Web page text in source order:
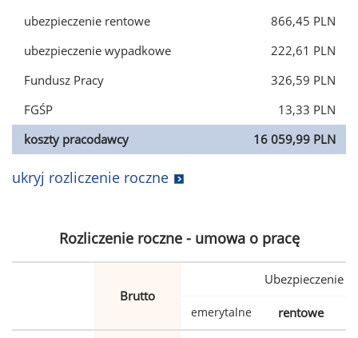
ubezpieczenie rentowe
866,45 PLN
ubezpieczenie wypadkowe
222,61 PLN
Fundusz Pracy
326,59 PLN
FGŚP
13,33 PLN
koszty pracodawcy
16 059,99 PLN
ukryj rozliczenie roczne
Rozliczenie roczne - umowa o pracę
Brutto
Ubezpieczenie
emerytalne rentowe